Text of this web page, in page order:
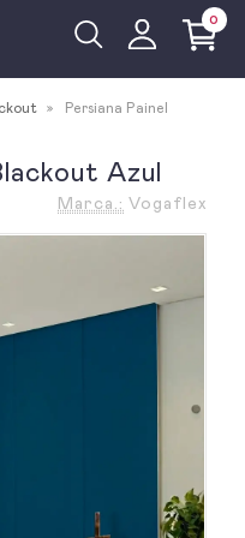
0
Persiana Painel
Azul
Marca.: Vogaflex